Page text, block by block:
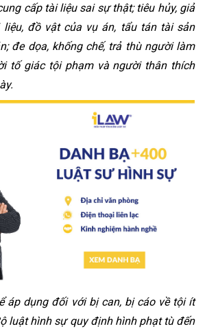
cấp tài liệu sai sự thật; tiêu hủy, giả
đồ vật của vụ án, tẩu tán tài sản
đe dọa, khống chế, trả thù người làm
tố giác tội phạm và người thân thích
áp dụng đối với bị can, bị cáo về tội ít
luật hình sự quy định hình phạt tù đến